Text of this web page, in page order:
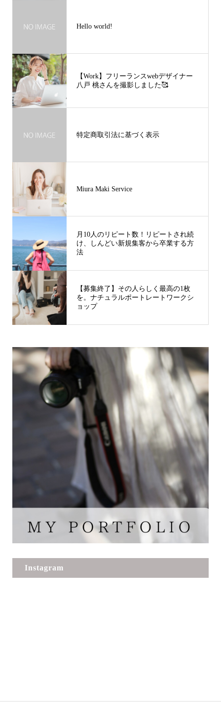
Hello world!
【Work】フリーランスwebデザイナー
八戸 桃さんを撮影しました🥰
特定商取引法に基づく表示
Miura Maki Service
月10人のリピート数！リピートされ続
け、しんどい新規集客から卒業する方
法
【募集終了】その人らしく最高の1枚
を。ナチュラルポートレートワークシ
ョップ
Instagram